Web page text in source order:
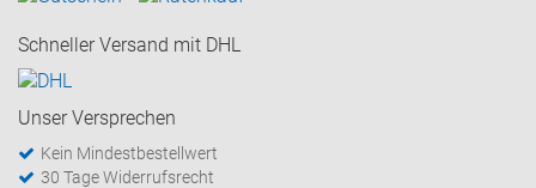
Schneller Versand mit DHL
Unser Versprechen
Kein Mindestbestellwert
30 Tage Widerrufsrecht